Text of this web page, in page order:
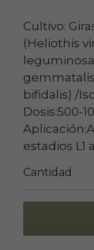
Cultivo:
(Heliothis
bifidalis) /
Dosis:500-
estadios L1
Cantidad